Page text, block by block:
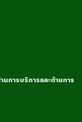
การบริการและด้านการ